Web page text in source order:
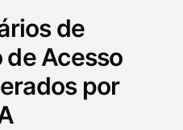
de
de Acesso
por